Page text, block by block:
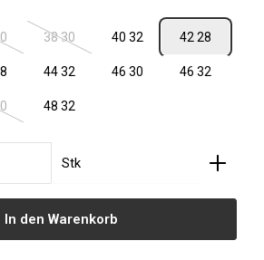
Option ist zurzeit nicht verfügbar.)
38 30(Diese Option ist zurzeit nicht
40 32 42 28
zurzeit nicht verfügbar.)
44 32 46 30 46 32
zurzeit nicht verfügbar.)
Option ist zurzeit nicht verfügbar.)
48 32
Gib den gewünschten Wert ein
Stk
In den Warenkorb